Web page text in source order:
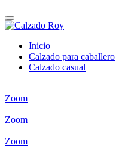
Inicio
Calzado para caballero
Calzado casual
Zoom
Zoom
Zoom